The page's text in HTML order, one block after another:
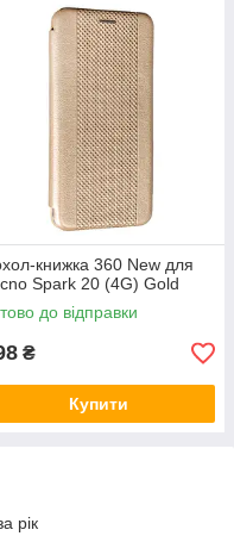
книжка 360 New для
Spark 20 (4G) Gold
до відправки
₴
Купити
рік